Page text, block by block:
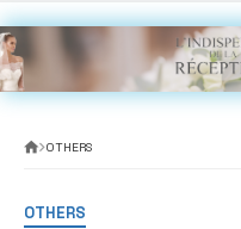
OTHERS
OTHERS